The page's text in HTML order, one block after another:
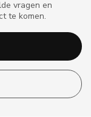
vragen en
te komen.